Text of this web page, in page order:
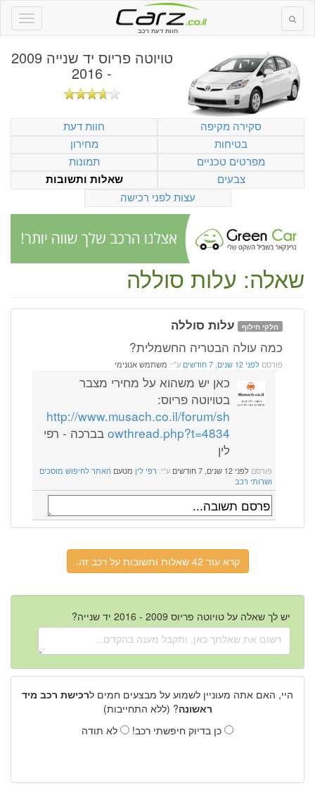
חוות דעת רכב
טויוטה פריוס יד שנייה 2009
- 2016
סקירה מקיפה
חוות דעת
בטיחות
מחירון
מפרטים טכניים
תמונות
צבעים
שאלות ותשובות
עצות לפני רכישה
שאלה: עלות סוללה
חלקי חילוף עלות סוללה
כמה עולה הבטריה החשמלית?
פורסם לפני 12 שנים, 7 חודשים ע"י: משתמש אנונימי
כאן יש משהוא על מחירי מצבר
בטויוטה פריוס:
http://www.musach.co.il/forum/sh
owthread.php?t=4834 בברכה - רפי
לין
פורסם לפני 12 שנים, 7 חודשים ע"י: רפי לין מטעם האתר לחיפוש מוסכים
ושרותי רכב
קרא עוד 42 שאלות ותשובות על רכב זה.
יש לך שאלה על טויוטה פריוס 2009 - 2016 יד שנייה?
היי, האם אתה מעוניין לשמוע על מבצעים חמים לרכישת רכב מיד
ראשונה? (ללא התחייבות)
כן בדיוק חיפשתי רכב!
לא תודה